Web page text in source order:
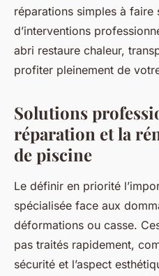
réparations simples à faire
d’interventions
abri restaure chaleur,
profiter pleinement de
Solutions
réparation et la
de piscine
Le définir en priorité
spécialisée face aux
déformations ou casse.
pas traités rapidement,
sécurité et l’aspect